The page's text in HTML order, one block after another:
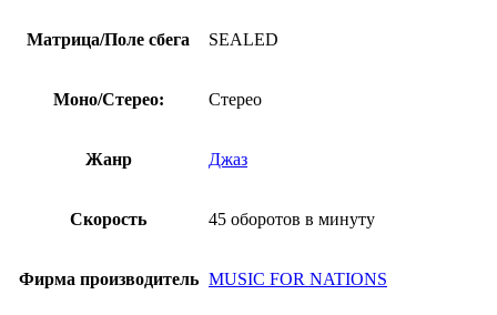
Матрица/Поле сбега SEALED
Моно/Стерео: Стерео
Жанр Джаз
Скорость 45 оборотов в минуту
Фирма производитель MUSIC FOR NATIONS